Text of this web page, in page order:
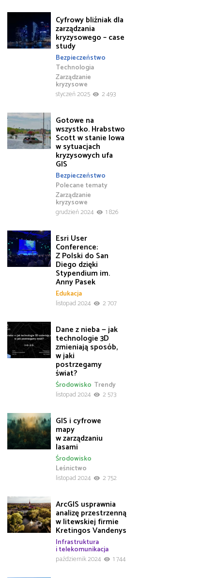
Cyfrowy bliźniak dla
zarządzania
kryzysowego – case
study
Bezpieczeństwo
Technologia
Zarządzanie
kryzysowe
styczeń 2025
2 493
Gotowe na
wszystko. Hrabstwo
Scott w stanie Iowa
w sytuacjach
kryzysowych ufa
GIS
Bezpieczeństwo
Polecane tematy
Zarządzanie
kryzysowe
grudzień 2024
1 826
Esri User
Conference:
Z Polski do San
Diego dzięki
Stypendium im.
Anny Pasek
Edukacja
listopad 2024
2 707
Dane z nieba — jak
technologie 3D
zmieniają sposób,
w jaki
postrzegamy
świat?
Środowisko Trendy
listopad 2024
2 573
GIS i cyfrowe
mapy
w zarządzaniu
lasami
Leśnictwo
Środowisko
listopad 2024
2 752
ArcGIS usprawnia
analizę przestrzenną
w litewskiej firmie
Kretingos Vandenys
Infrastruktura
i telekomunikacja
październik 2024
1 744